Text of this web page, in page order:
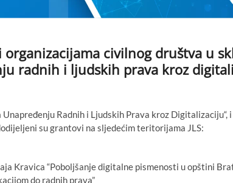
civilnog društva u
radnih i ljudskih prava kroz
Radnih i Ljudskih Prava kroz Digitalizaciju“,
su grantovi na sljedećim teritorijama JLS:
Kravica “Poboljšanje digitalne pismenosti u opštini
do radnih prava”